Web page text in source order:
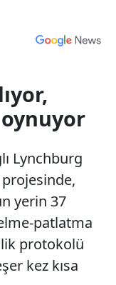
Lynchburg
yerin 37
patlatma
protokolü
kez kısa